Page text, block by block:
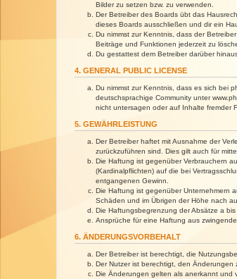
Bilder zu setzen bzw. zu verwenden.
Der Betreiber des Boards übt das
dieses Boards ausschließen und dir ein
Du nimmst zur Kenntnis, dass der
Beiträge und Funktionen jederzeit zu
Du gestattest dem Betreiber darüber
4. GENERAL PUBLIC LICENSE
Du nimmst zur Kenntnis, dass es sich bei
deutschsprachige Community unter
nicht untersagen oder auf Inhalte fremder
5. GEWÄHRLEISTUNG
Der Betreiber haftet mit Ausnahme der
zurückzuführen sind. Dies gilt auch für
Die Haftung ist gegenüber Verbrauchern
(Kardinalpflichten) auf die bei
entgangenen Gewinn.
Die Haftung ist gegenüber Unternehmern
Schäden und im Übrigen der Höhe nach
Die Haftungsbegrenzung der Absätze a
Ansprüche für eine Haftung aus
6. ÄNDERUNGSVORBEHALT
Der Betreiber ist berechtigt, die
Der Nutzer ist berechtigt, den Änderungen
Die Änderungen gelten als anerkannt und